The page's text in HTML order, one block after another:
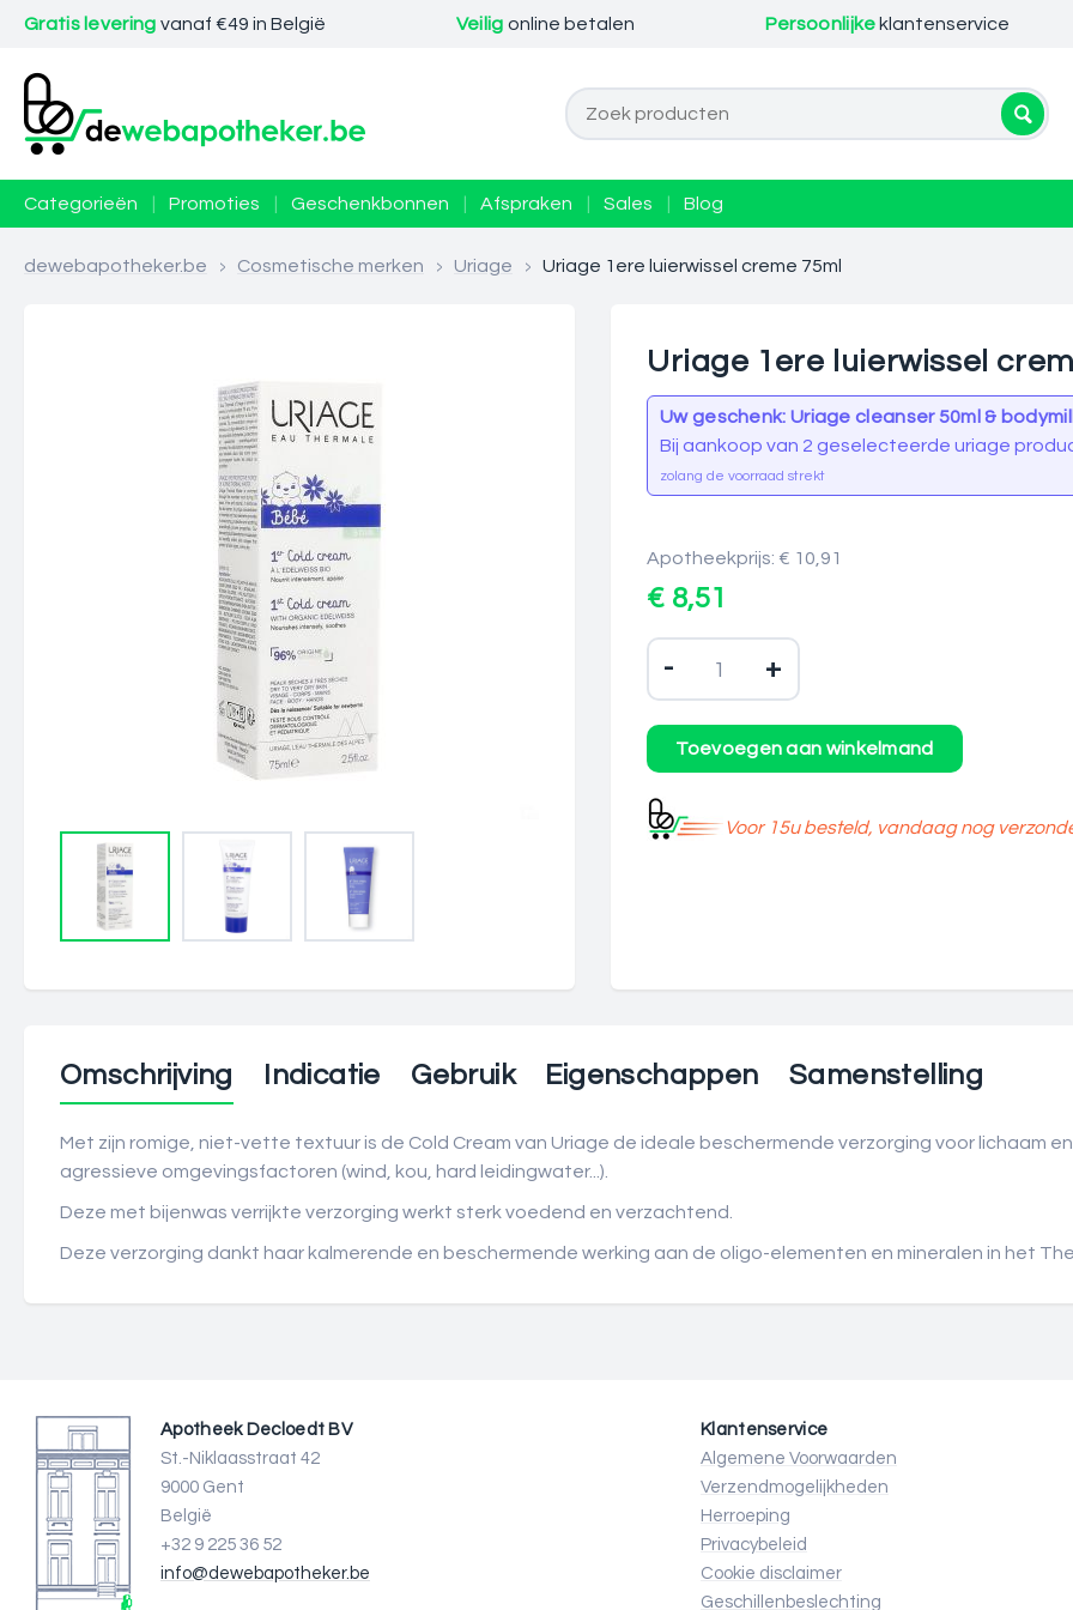
Gratis levering vanaf €49 in België Veilig online betalen Persoonlijke klantenservice
Categorieën Promoties Geschenkbonnen Afspraken Sales Blog
dewebapotheker.be > Cosmetische merken > Uriage > Uriage 1ere luierwissel creme 75ml
Uriage 1ere luierwissel
Uw geschenk: Uriage cleanser 50ml &
Bij aankoop van 2 geselecteerde uriage
zolang de voorraad strekt
Apotheekprijs: € 10,91
€ 8,51
- +
Voor 15u besteld, vandaag nog
Omschrijving Indicatie Gebruik Eigenschappen Samenstelling
Met zijn romige, niet-vette textuur is de Cold Cream van Uriage de ideale beschermende verzorging voor lichaam
agressieve omgevingsfactoren (wind, kou, hard leidingwater...).
Deze met bijenwas verrijkte verzorging werkt sterk voedend en verzachtend.
Deze verzorging dankt haar kalmerende en beschermende werking aan de oligo-elementen en mineralen in het
Apotheek Decloedt BV
St.-Niklaasstraat 42
9000 Gent
België
+32 9 225 36 52
info@dewebapotheker.be
Klantenservice
Algemene Voorwaarden
Verzendmogelijkheden
Herroeping
Privacybeleid
Cookie disclaimer
Geschillenbeslechting